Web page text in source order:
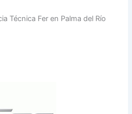
Técnica Fer en Palma del Río